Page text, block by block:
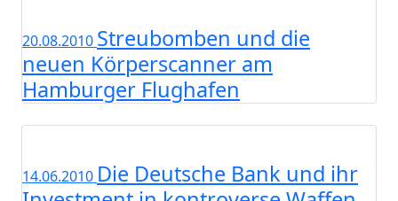
20.08.2010 Streubomben und die
neuen Körperscanner am
Hamburger Flughafen
14.06.2010 Die Deutsche Bank und ihr